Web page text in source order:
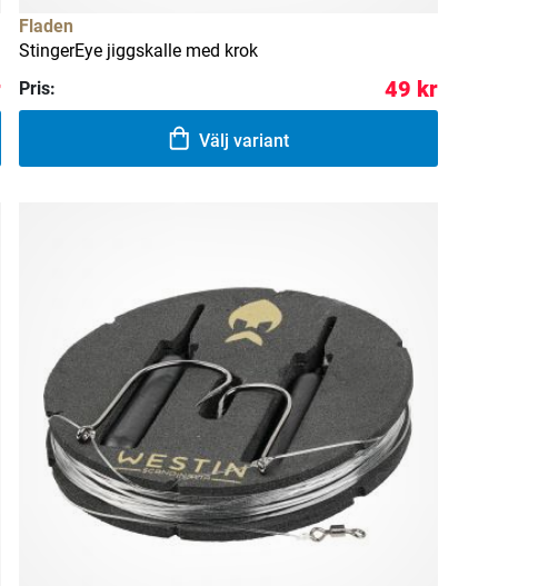
Fladen
StingerEye jiggskalle med krok
Pris:
49 kr
Välj variant